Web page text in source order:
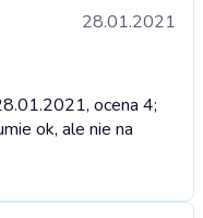
28.01.2021
ocena 4;
ok, ale nie na